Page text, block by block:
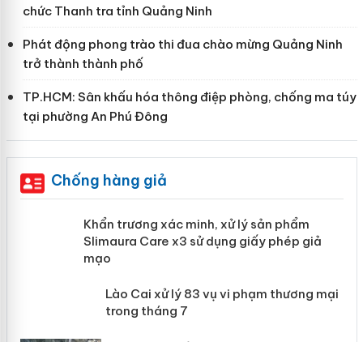
chức Thanh tra tỉnh Quảng Ninh
Phát động phong trào thi đua chào mừng Quảng Ninh
trở thành thành phố
TP.HCM: Sân khấu hóa thông điệp phòng, chống ma túy
tại phường An Phú Đông
Chống hàng giả
Khẩn trương xác minh, xử lý sản phẩm
Slimaura Care x3 sử dụng giấy phép